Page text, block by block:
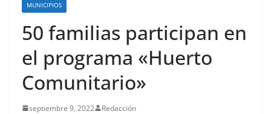
MUNICIPIOS
50 familias participan en
el programa «Huerto
Comunitario»
septiembre 9, 2022 Redacción